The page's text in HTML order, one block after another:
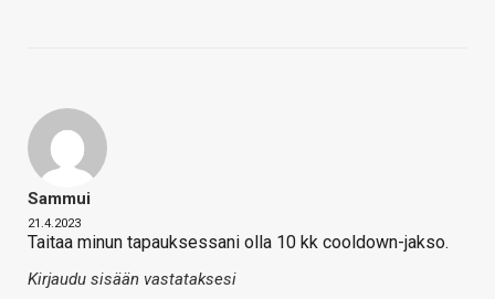
Sammui
21.4.2023
Taitaa minun tapauksessani olla 10 kk cooldown-jakso.
Kirjaudu sisään vastataksesi